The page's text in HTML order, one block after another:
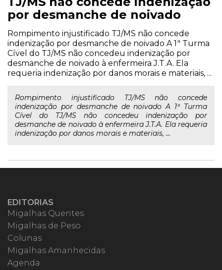
por desmanche de noivado
Rompimento injustificado TJ/MS não concede
indenização por desmanche de noivado A 1ª Turma
Cível do TJ/MS não concedeu indenização por
desmanche de noivado à enfermeira J.T.A. Ela
requeria indenização por danos morais e materiais, ...
Rompimento injustificado TJ/MS não concede
indenização por desmanche de noivado A 1ª Turma
Cível do TJ/MS não concedeu indenização por
desmanche de noivado à enfermeira J.T.A. Ela requeria
indenização por danos morais e materiais, ...
EDITORIAS
Migalhas Quentes
Migalhas de Peso
Colunas
Migalhas Amanhecidas
Agenda